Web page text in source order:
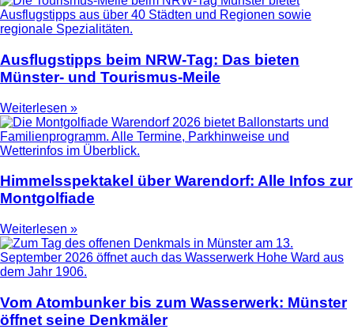
Ausflugstipps beim NRW-Tag: Das bieten
Münster- und Tourismus-Meile
Weiterlesen »
Himmelsspektakel über Warendorf: Alle Infos zur
Montgolfiade
Weiterlesen »
Vom Atombunker bis zum Wasserwerk: Münster
öffnet seine Denkmäler